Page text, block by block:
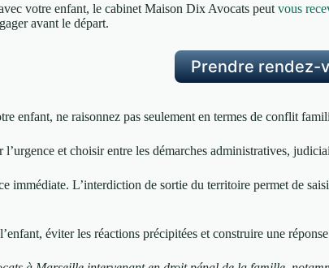
votre enfant, le cabinet Maison Dix Avocats peut vous
avant le départ.
Prendre rendez-
enfant, ne raisonnez pas seulement en termes de conflit
et choisir entre les démarches administratives,
immédiate. L’interdiction de sortie du territoire permet de
éviter les réactions précipitées et construire une